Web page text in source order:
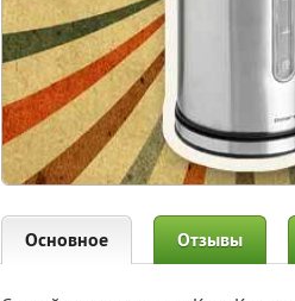
Основное Отзывы